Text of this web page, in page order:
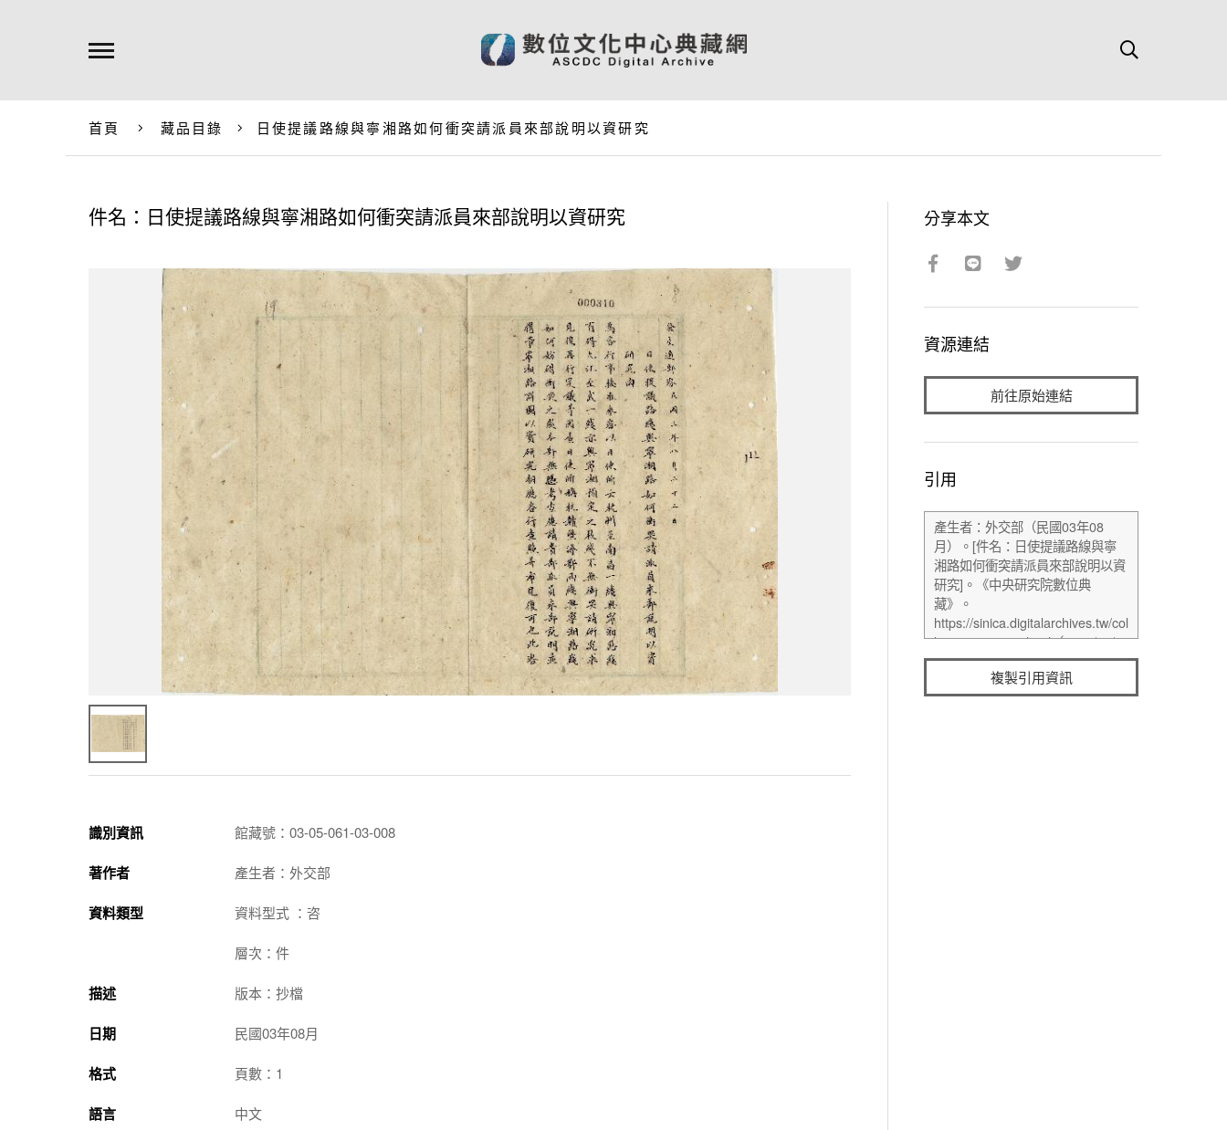
首頁 藏品目錄 日使提議路線與寧湘路如何衝突請派員來部說明以資研究
件名：日使提議路線與寧湘路如何衝突請派員來部說明以資研究
識別資訊 館藏號：03-05-061-03-008
著作者 產生者：外交部
資料類型 資料型式 ：咨
層次：件
描述 版本：抄檔
日期 民國03年08月
格式 頁數：1
語言 中文
分享本文
資源連結
前往原始連結
引用
複製引用資訊